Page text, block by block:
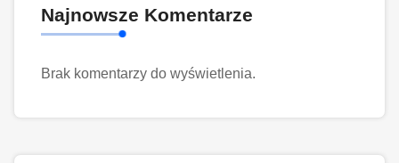
Najnowsze Komentarze
Brak komentarzy do wyświetlenia.